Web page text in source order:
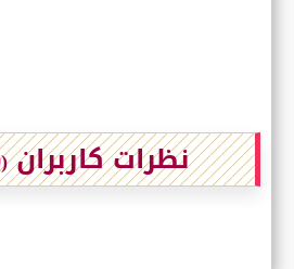
نظرات کاربران(0 نظر)